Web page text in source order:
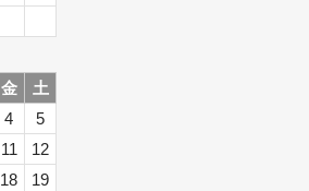
金
土
4
5
11
12
18
19